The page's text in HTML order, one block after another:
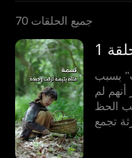
70 جميع الحلقات
1
بسبب
أنهم لم
الحظ
تجمع